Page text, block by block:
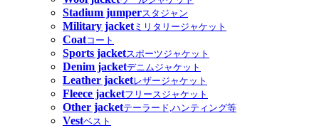
Stadium jumperスタジャン
Military jacketミリタリージャケット
Coatコート
Sports jacketスポーツジャケット
Denim jacketデニムジャケット
Leather jacketレザージャケット
Fleece jacketフリースジャケット
Other jacketテーラード,ハンティング等
Vestベスト